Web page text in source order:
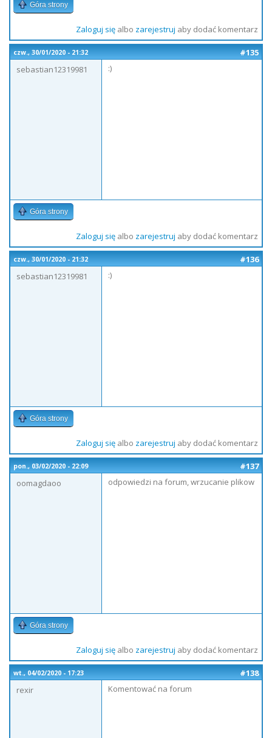
Góra strony
Zaloguj sięalbo zarejestruj aby dodać komentarz
czw., 30/01/2020 - 21:32
#135
sebastian12319981
:)
Góra strony
Zaloguj sięalbo zarejestruj aby dodać komentarz
czw., 30/01/2020 - 21:32
#136
sebastian12319981
:)
Góra strony
Zaloguj sięalbo zarejestruj aby dodać komentarz
pon., 03/02/2020 - 22:09
#137
oomagdaoo
odpowiedzi na forum, wrzucanie plikow
Góra strony
Zaloguj sięalbo zarejestruj aby dodać komentarz
wt., 04/02/2020 - 17:23
#138
rexir
Komentować na forum